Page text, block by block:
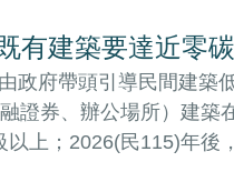
有建築要達近零碳
政府帶頭引導民間建築
證券、辦公場所）建築
上；2026(民115)年後